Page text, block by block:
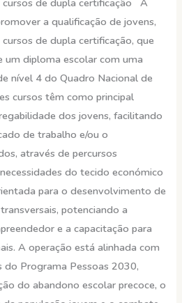
cursos de dupla certificação A
a qualificação de jovens,
de dupla certificação, que
um diploma escolar com uma
nível 4 do Quadro Nacional de
cursos têm como principal
dos jovens, facilitando
de trabalho e/ou o
através de percursos
do tecido económico
para o desenvolvimento de
potenciando a
e a capacitação para
A operação está alinhada com
Programa Pessoas 2030,
do abandono escolar precoce, o